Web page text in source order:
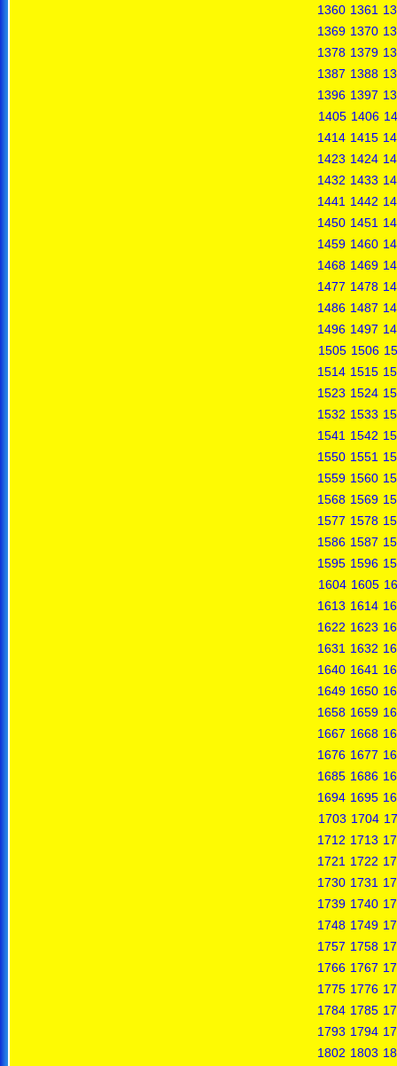
1360 1361
1369 1370
1378 1379
1387 1388
1396 1397
1405 1406
1414 1415
1423 1424
1432 1433
1441 1442
1450 1451
1459 1460
1468 1469
1477 1478
1486 1487
1496 1497
1505 1506
1514 1515
1523 1524
1532 1533
1541 1542
1550 1551
1559 1560
1568 1569
1577 1578
1586 1587
1595 1596
1604 1605
1613 1614
1622 1623
1631 1632
1640 1641
1649 1650
1658 1659
1667 1668
1676 1677
1685 1686
1694 1695
1703 1704
1712 1713
1721 1722
1730 1731
1739 1740
1748 1749
1757 1758
1766 1767
1775 1776
1784 1785
1793 1794
1802 1803